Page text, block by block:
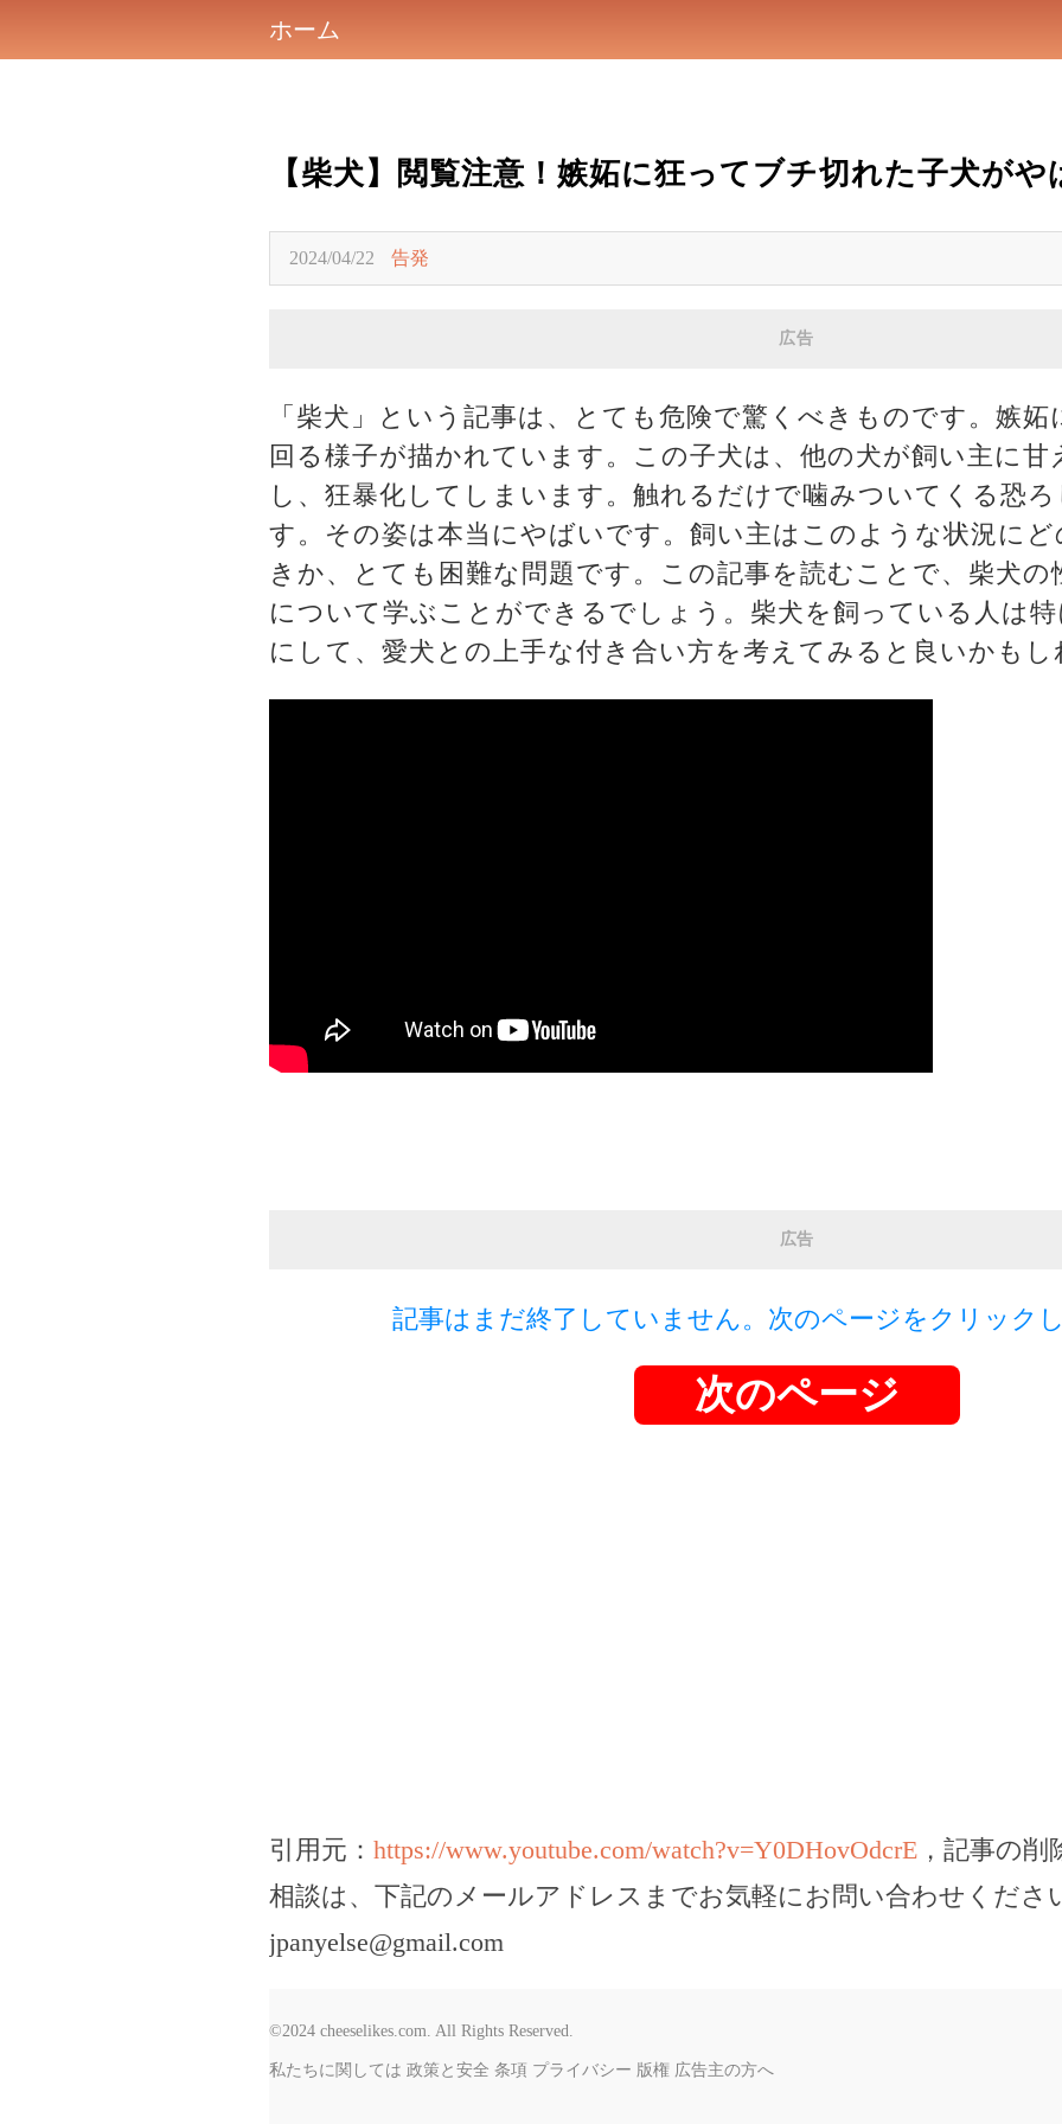
ホーム
【柴犬】閲覧注意！嫉妬に狂ってブチ切れた子犬がや
2024/04/22 告発
広告
「柴犬」という記事は、とても危険で驚くべきものです。嫉
回る様子が描かれています。この子犬は、他の犬が飼い主に甘
し、狂暴化してしまいます。触れるだけで噛みついてくる恐ろ
す。その姿は本当にやばいです。飼い主はこのような状況に
きか、とても困難な問題です。この記事を読むことで、柴犬の
について学ぶことができるでしょう。柴犬を飼っている人は
にして、愛犬との上手な付き合い方を考えてみると良いかもし
広告
記事はまだ終了していません。次のページをクリック
次のページ
引用元： https://www.youtube.com/watch?v=Y0DHovOdcrE ，記事の
相談は、下記のメールアドレスまでお気軽にお問い合わせくださ
jpanyelse@gmail.com
©2024 cheeselikes.com. All Rights Reserved.
私たちに関しては 政策と安全 条項 プライバシー 版権 広告主の方へ